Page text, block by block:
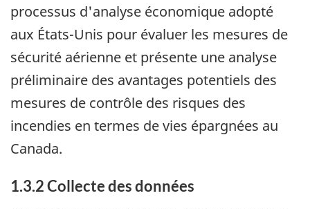
processus d'analyse économique adopté
aux États-Unis pour évaluer les mesures de
sécurité aérienne et présente une analyse
préliminaire des avantages potentiels des
mesures de contrôle des risques des
incendies en termes de vies épargnées au
Canada.
1.3.2 Collecte des données